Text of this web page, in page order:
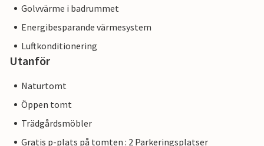
Golvvärme i badrummet
Energibesparande värmesystem
Luftkonditionering
Utanför
Naturtomt
Öppen tomt
Trädgårdsmöbler
Gratis p-plats på tomten : 2 Parkeringsplatser